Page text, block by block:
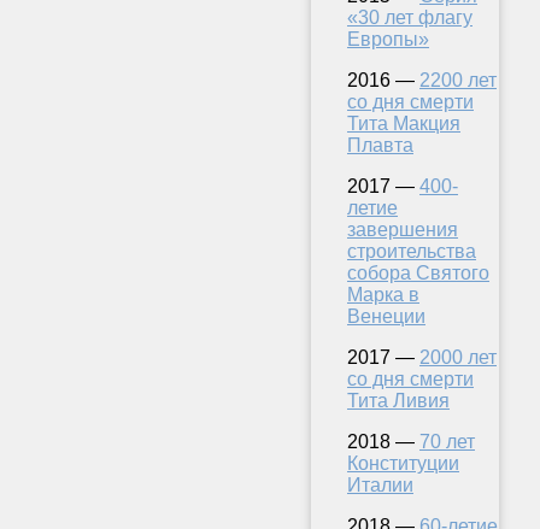
«30 лет флагу
Европы»
2016 — 2200 лет
со дня смерти
Тита Макция
Плавта
2017 — 400-
летие
завершения
строительства
собора Святого
Марка в
Венеции
2017 — 2000 лет
со дня смерти
Тита Ливия
2018 — 70 лет
Конституции
Италии